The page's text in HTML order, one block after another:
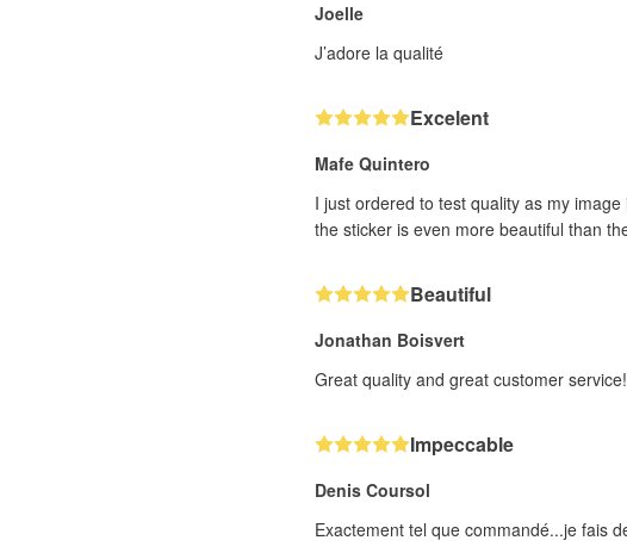
Joelle
J’adore la qualité
Excelent
Mafe Quintero
I just ordered to test quality as my
the sticker is even more beautiful than
Beautiful
Jonathan Boisvert
Great quality and great customer service!
Impeccable
Denis Coursol
Exactement tel que commandé...je fais